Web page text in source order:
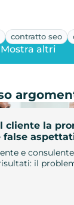
contratto seo
cliente la
false
e
il
Mostra altri